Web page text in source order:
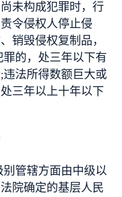
未构成犯罪时，行
令侵权人停止侵
销毁侵权复制品，
的，处三年以下有
法所得数额巨大或
三年以上十年以下
管辖方面由中级以
院确定的基层人民